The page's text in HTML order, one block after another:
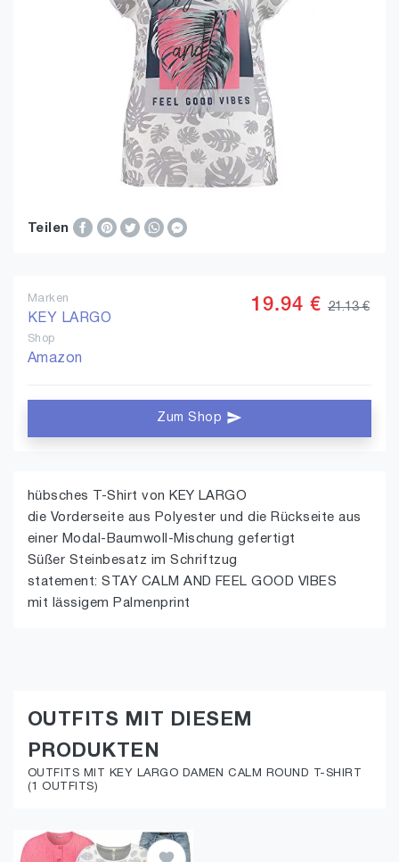
Teilen
Marken
KEY LARGO
Shop
Amazon
19.94 € 21.13 €
Zum Shop
hübsches T-Shirt von KEY LARGO
die Vorderseite aus Polyester und die Rückseite aus
einer Modal-Baumwoll-Mischung gefertigt
Süßer Steinbesatz im Schriftzug
statement: STAY CALM AND FEEL GOOD VIBES
mit lässigem Palmenprint
OUTFITS MIT DIESEM
PRODUKTEN
OUTFITS MIT KEY LARGO DAMEN CALM ROUND T-SHIRT
(1 OUTFITS)